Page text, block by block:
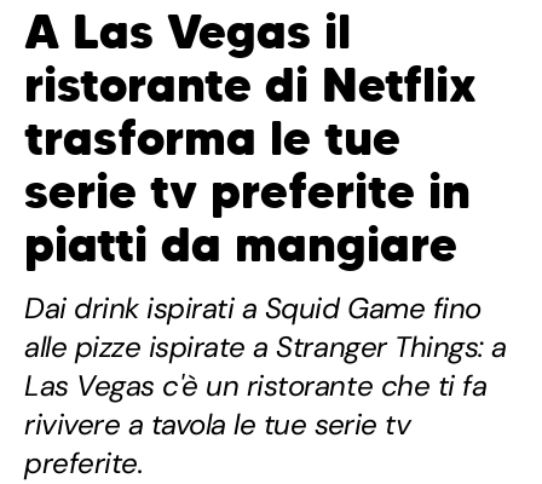
A Las Vegas il
ristorante di Netflix
trasforma le tue
serie tv preferite in
piatti da mangiare
Dai drink ispirati a Squid Game fino
alle pizze ispirate a Stranger Things: a
Las Vegas c'è un ristorante che ti fa
rivivere a tavola le tue serie tv
preferite.